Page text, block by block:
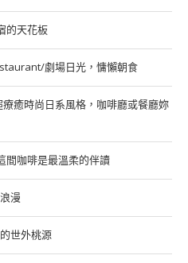
的天花板
劇場日光，慵懶朝食
癒時尚日系風格，咖啡廳或餐廳妳
間咖啡是最溫柔的伴讀
漫
世外桃源